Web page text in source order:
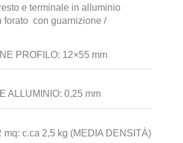
e terminale in alluminio
forato con guarnizione /
PROFILO: 12×55 mm
ALLUMINIO: 0,25 mm
mq: c.ca 2,5 kg (MEDIA DENSITÀ)